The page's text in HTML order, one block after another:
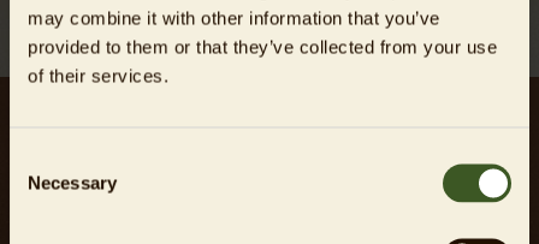
may combine it with other information that you’ve
provided to them or that they’ve collected from your use
of their services.
Selection
Necessary